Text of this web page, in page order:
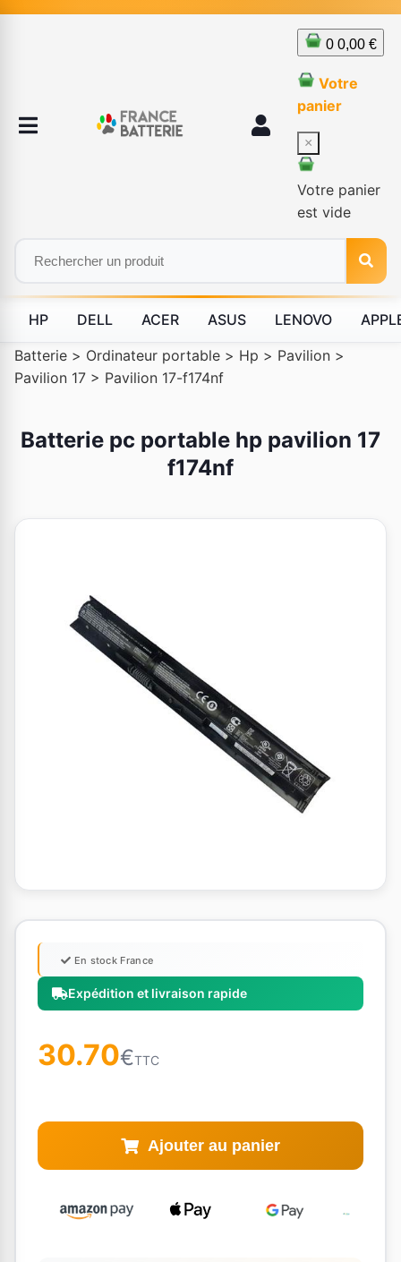
0 0,00 €
Votre
panier
×
Votre panier
est vide
HP DELL ACER ASUS LENOVO
Batterie > Ordinateur portable > Hp > Pavilion >
Pavilion 17 > Pavilion 17-f174nf
Batterie pc portable hp pavilion 17
f174nf
Expédition et livraison rapide
En stock France
30.70€TTC
Ajouter au panier